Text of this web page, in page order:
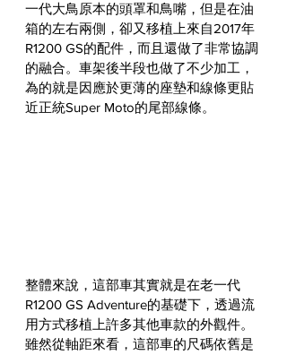
一代大鳥原本的頭罩和鳥嘴，但是在油
箱的左右兩側，卻又移植上來自2017年
R1200 GS的配件，而且還做了非常協調
的融合。車架後半段也做了不少加工，
為的就是因應於更薄的座墊和線條更貼
近正統Super Moto的尾部線條。
整體來說，這部車其實就是在老一代
R1200 GS Adventure的基礎下，透過流
用方式移植上許多其他車款的外觀件。
雖然從軸距來看，這部車的尺碼依舊是